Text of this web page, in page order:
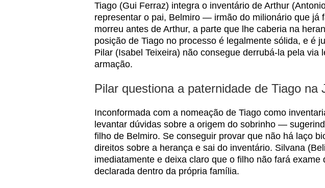
Tiago (Gui Ferraz) integra o inventário de Arthur
representar o pai, Belmiro — irmão do milionário que já
morreu antes de Arthur, a parte que lhe caberia na
posição de Tiago no processo é legalmente sólida, e é
Pilar (Isabel Teixeira) não consegue derrubá-la pela
armação.
Pilar questiona a paternidade de Tiago na
Inconformada com a nomeação de Tiago como
levantar dúvidas sobre a origem do sobrinho —
filho de Belmiro. Se conseguir provar que não há laço
direitos sobre a herança e sai do inventário. Silvana
imediatamente e deixa claro que o filho não fará exame
declarada dentro da própria família.